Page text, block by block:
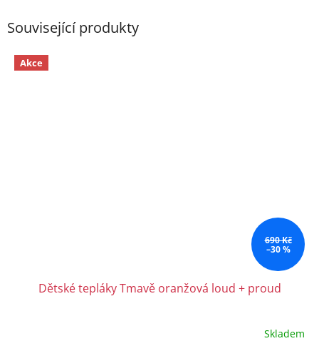
Související produkty
Akce
690 Kč
–30 %
Dětské tepláky Tmavě oranžová loud + proud
Skladem